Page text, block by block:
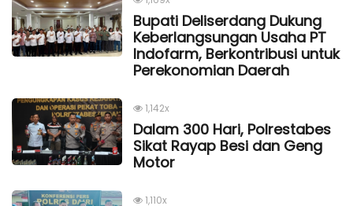
Bupati Deliserdang Dukung
Keberlangsungan Usaha PT
Indofarm, Berkontribusi untuk
Perekonomian Daerah
1,142x
Dalam 300 Hari, Polrestabes
Sikat Rayap Besi dan Geng
Motor
1,110x